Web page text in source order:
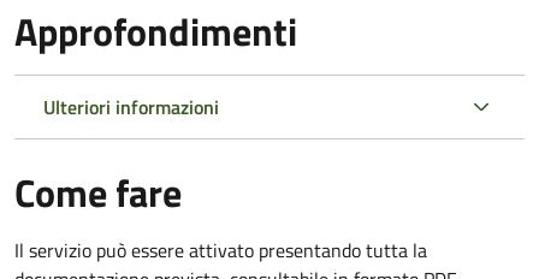
Approfondimenti
Ulteriori informazioni
Come fare
Il servizio può essere attivato presentando tutta la